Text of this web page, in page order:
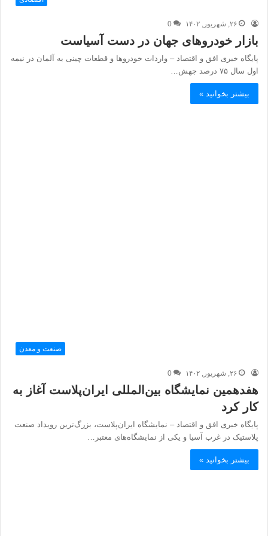
۲۶, شهریور, ۱۴۰۲ 0
بازار خودروهای جهان در دست آسیاست
پایگاه خبری افق و اقتصاد – واردات خودروها و قطعات چینی به آلمان در نیمه
اول سال ۷۵ درصد جهش…
بیشتر بخوانید »
صنعت و معدن
۲۶, شهریور, ۱۴۰۲ 0
هفدهمین نمایشگاه بین‌المللی ایران‌پلاست آغاز به
کار کرد
پایگاه خبری افق و اقتصاد – نمایشگاه ایران‌پلاست، بزرگ‌ترین رویداد صنعت
پلاستیک در غرب آسیا و یکی از نمایشگاه‌های معتبر…
بیشتر بخوانید »